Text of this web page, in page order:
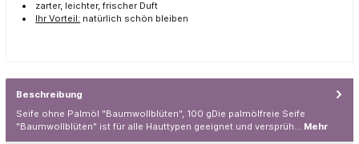
zarter, leichter, frischer Duft
Ihr Vorteil: natürlich schön bleiben
Beschreibung
Seife ohne Palmöl "Baumwollblüten", 100 gDie palmölfreie Seife
"Baumwollblüten" ist für alle Hauttypen geeignet und versprüh… Mehr